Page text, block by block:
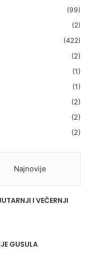
(99)
(2)
(422)
(2)
(1)
(1)
(2)
(2)
(2)
Najnovije
I VEČERNJI
GUSULA